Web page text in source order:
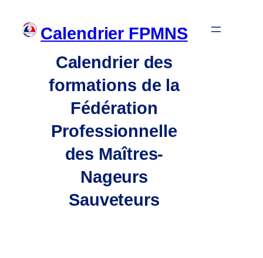
au
contenu
Calendrier FPMNS
Calendrier des
formations de la
Fédération
Professionnelle
des Maîtres-
Nageurs
Sauveteurs